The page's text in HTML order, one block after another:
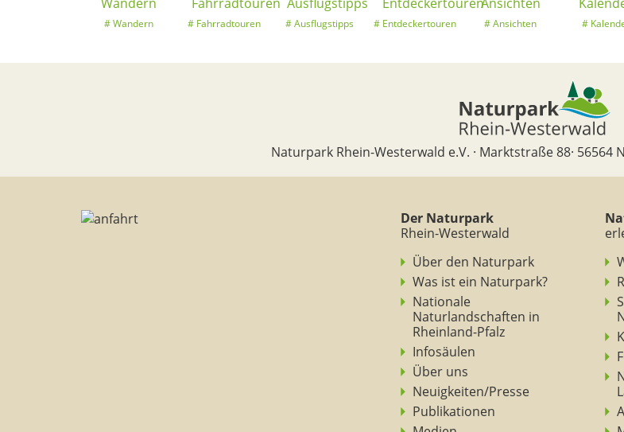
Wandern Fahrradtouren Ausflugstipps Entdeckertouren Ansichten
Naturpark Rhein-Westerwald e.V. · Marktstraße 88· 56564
Der Naturpark
Rhein-Westerwald
Über den Naturpark
Was ist ein Naturpark?
Nationale
Naturlandschaften in
Rheinland-Pfalz
Infosäulen
Über uns
Neuigkeiten/Presse
Publikationen